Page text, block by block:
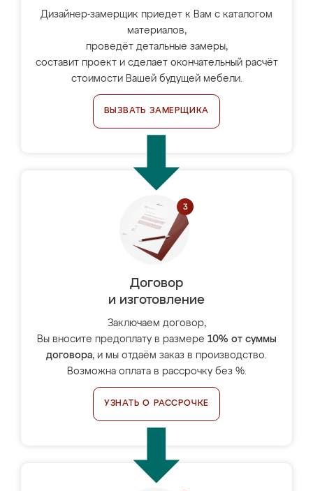
Дизайнер-замерщик приедет к Вам с каталогом
материалов,
проведёт детальные замеры,
составит проект и сделает окончательный расчёт
стоимости Вашей будущей мебели.
ВЫЗВАТЬ ЗАМЕРЩИКА
Договор
и изготовление
Заключаем договор,
Вы вносите предоплату в размере 10% от суммы
договора, и мы отдаём заказ в производство.
Возможна оплата в рассрочку без %.
УЗНАТЬ О РАССРОЧКЕ